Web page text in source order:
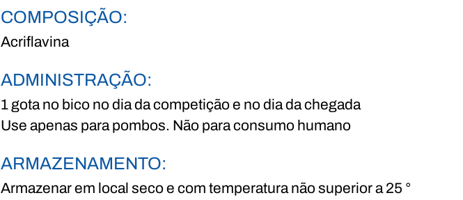
COMPOSIÇÃO:
Acriflavina
ADMINISTRAÇÃO:
1 gota no bico no dia da competição e no dia da chegada
Use apenas para pombos. Não para consumo humano
ARMAZENAMENTO:
Armazenar em local seco e com temperatura não superior a 25 °